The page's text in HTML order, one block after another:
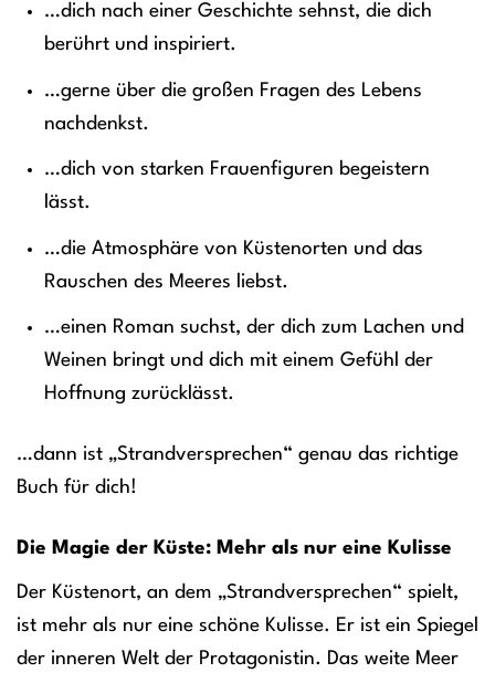
…dich nach einer Geschichte sehnst, die dich
berührt und inspiriert.
…gerne über die großen Fragen des Lebens
nachdenkst.
…dich von starken Frauenfiguren begeistern
lässt.
…die Atmosphäre von Küstenorten und das
Rauschen des Meeres liebst.
…einen Roman suchst, der dich zum Lachen und
Weinen bringt und dich mit einem Gefühl der
Hoffnung zurücklässt.
…dann ist „Strandversprechen“ genau das richtige
Buch für dich!
Die Magie der Küste: Mehr als nur eine Kulisse
Der Küstenort, an dem „Strandversprechen“ spielt,
ist mehr als nur eine schöne Kulisse. Er ist ein Spiegel
der inneren Welt der Protagonistin. Das weite Meer